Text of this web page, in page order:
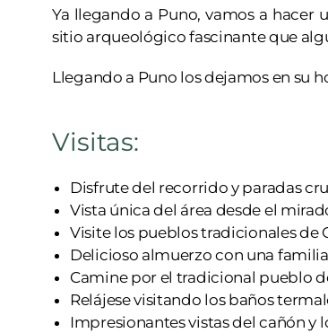
Ya llegando a Puno, vamos a hacer
sitio arqueológico fascinante que
Llegando a Puno los dejamos en su
Visitas:
Disfrute del recorrido y paradas
Vista única del área desde el
Visite los pueblos tradicionales de
Delicioso almuerzo con una
Camine por el tradicional pueblo
Relájese visitando los baños
Impresionantes vistas del cañón y